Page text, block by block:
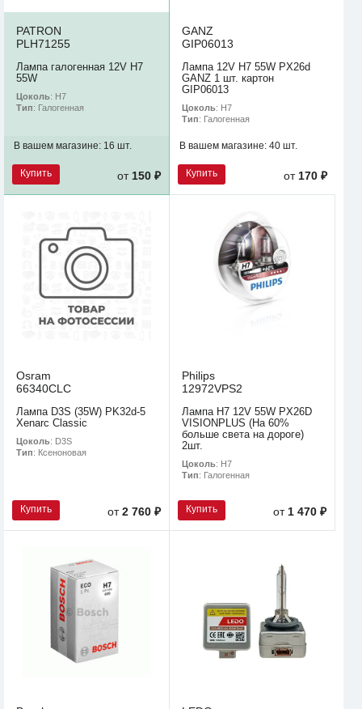
PATRON
PLH71255
Лампа галогенная 12V H7
55W
Цоколь: H7
Тип: Галогенная
В вашем магазине: 16 шт.
Купить от 150 ₽
GANZ
GIP06013
Лампа 12V H7 55W PX26d
GANZ 1 шт. картон
GIP06013
Цоколь: H7
Тип: Галогенная
В вашем магазине: 40 шт.
Купить от 170 ₽
Osram
66340CLC
Лампа D3S (35W) PK32d-5
Xenarc Classic
Цоколь: D3S
Тип: Ксеноновая
Купить от2 760 ₽
Philips
12972VPS2
Лампа H7 12V 55W PX26D
VISIONPLUS (На 60%
больше света на дороге)
2шт.
Цоколь: H7
Тип: Галогенная
Купить от 1 470 ₽